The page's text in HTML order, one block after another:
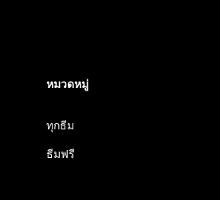
หมวดหมู่
ทุกธีม
ธีมฟรี